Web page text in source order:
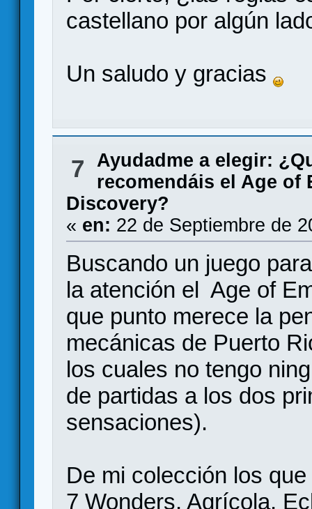
castellano por algún
Un saludo y gracias
7
Ayudadme a elegir:
recomendáis el Age of
Discovery?
« en: 22 de Septiembre de
Buscando un juego
la atención el Age of
que punto merece la
mecánicas de Puerto
los cuales no tengo
de partidas a los dos
sensaciones).
De mi colección los
7 Wonders, Agrícola,